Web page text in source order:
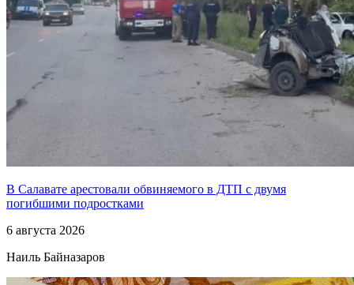
В Салавате арестовали обвиняемого в ДТП с двумя
погибшими подростками
6 августа 2026
Наиль Байназаров